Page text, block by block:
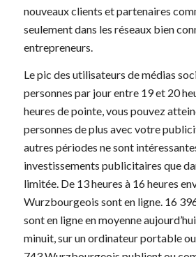
nouveaux clients et partenaires
seulement dans les réseaux bien
entrepreneurs.
Le pic des utilisateurs de médias
personnes par jour entre 19 et 20
heures de pointe, vous pouvez
personnes de plus avec votre
autres périodes ne sont
investissements publicitaires que
limitée. De 13 heures à 16 heures
Wurzbourgeois sont en ligne. 16
sont en ligne en moyenne
minuit, sur un ordinateur portable